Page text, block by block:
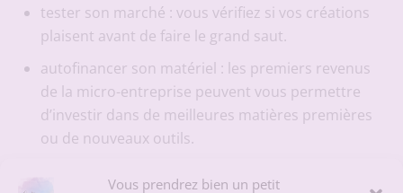
Vous prendrez bien un petit
tester son marché : vous vérifiez si vos créations
plaisent avant de faire le grand saut.
autofinancer son matériel : les premiers revenus
de la micro-entreprise peuvent vous permettre
d’investir dans de meilleures matières premières
ou de nouveaux outils.